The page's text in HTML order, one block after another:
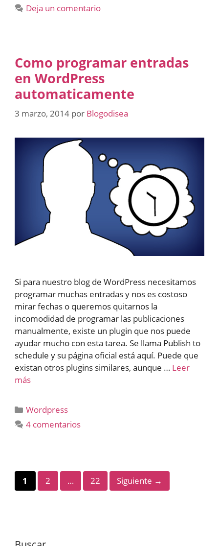
Deja un comentario
Como programar entradas
en WordPress
automaticamente
3 marzo, 2014 por Blogodisea
Si para nuestro blog de WordPress necesitamos
programar muchas entradas y nos es costoso
mirar fechas o queremos quitarnos la
incomodidad de programar las publicaciones
manualmente, existe un plugin que nos puede
ayudar mucho con esta tarea. Se llama Publish to
schedule y su página oficial está aquí. Puede que
existan otros plugins similares, aunque … Leer
más
Categorías
Wordpress
4 comentarios
Página
1 Página
2 … Página
22 Siguiente →